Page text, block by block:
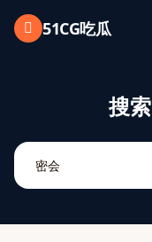
跳过导航
51CG吃瓜
搜索